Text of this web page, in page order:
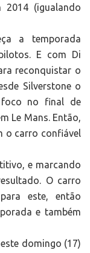
2014 (igualando
a temporada
E com Di
reconquistar o
Silverstone o
no final de
Le Mans. Então,
o carro confiável
e marcando
O carro
este, então
e também
domingo (17)